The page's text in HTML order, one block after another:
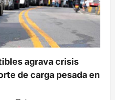
agrava crisis
de carga pesada en